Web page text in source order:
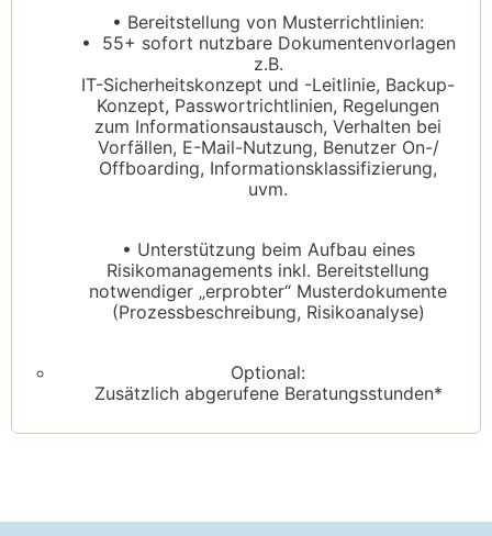
• Bereitstellung von Musterrichtlinien:
• 55+ sofort nutzbare Dokumentenvorlagen
z.B.
IT-Sicherheitskonzept und -Leitlinie, Backup-
Konzept, Passwortrichtlinien, Regelungen
zum Informationsaustausch, Verhalten bei
Vorfällen, E-Mail-Nutzung, Benutzer On-/
Offboarding, Informationsklassifizierung,
uvm.
• Unterstützung beim Aufbau eines
Risikomanagements inkl. Bereitstellung
notwendiger „erprobter“ Musterdokumente
(Prozessbeschreibung, Risikoanalyse)
Optional:
Zusätzlich abgerufene Beratungsstunden*